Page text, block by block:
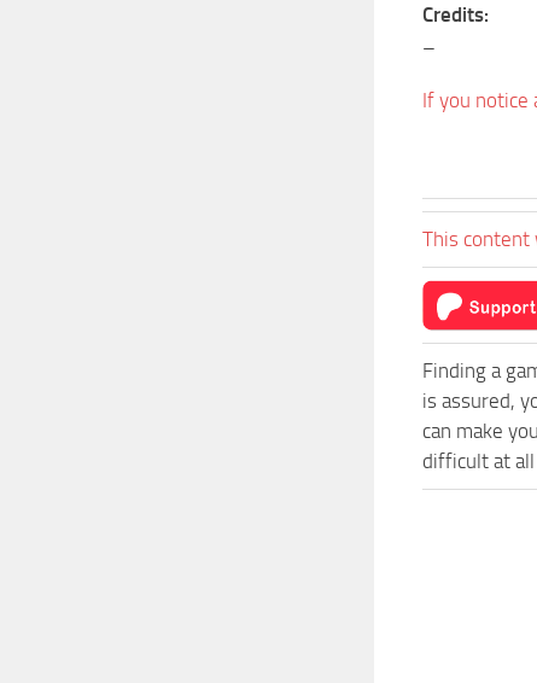
Credits:
–
If you notice
This content
Finding a
is assured,
can make
difficult at